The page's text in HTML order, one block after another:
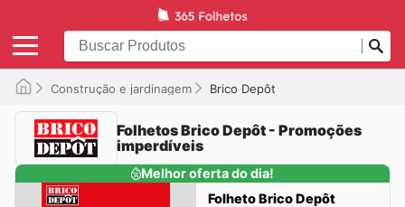
Construção e jardinagem Brico Depôt
Folhetos Brico Depôt - Promoções
imperdíveis
Melhor oferta do dia!
Folheto Brico Depôt